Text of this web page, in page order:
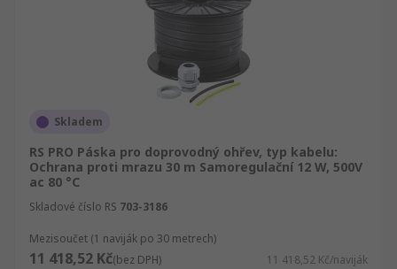
Skladem
RS PRO Páska pro doprovodný ohřev, typ kabelu:
Ochrana proti mrazu 30 m Samoregulační 12 W, 500V
ac 80 °C
Skladové číslo RS 703-3186
Mezisoučet (1 naviják po 30 metrech)
11 418,52 Kč(bez DPH) 11 418,52 Kč/naviják